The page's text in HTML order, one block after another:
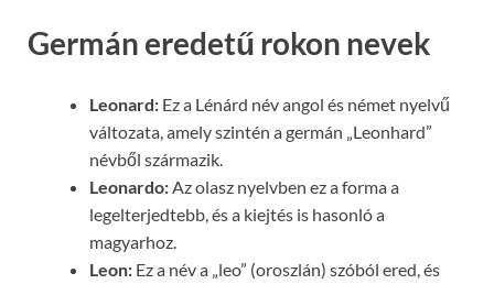
Germán eredetű rokon nevek
Leonard: Ez a Lénárd név angol és német nyelvű
változata, amely szintén a germán „Leonhard”
névből származik.
Leonardo:Az olasz nyelvben ez a forma a
legelterjedtebb, és a kiejtés is hasonló a
magyarhoz.
Leon: Ez a név a „leo” (oroszlán) szóból ered, és